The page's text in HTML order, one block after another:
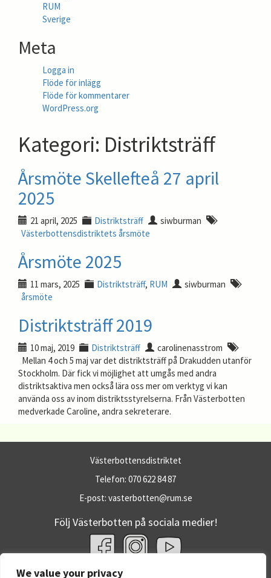
We value your privacy
RUM
Sverige
Meta
Logga in
Flöde för inlägg
Flöde för kommentarer
WordPress.org
Kategori: Distriktsträff
Årsmöte Skellefteå 27 april
2025
21 april, 2025 Distriktsträff
siwburman
Västerbottensdistriktets årsmöte
Årsmöte 2025
11 mars, 2025 Distriktsträff, RUM
siwburman
årsmöte
Distriktsträff 2019
10 maj, 2019 Distriktsträff
carolinenasstrom
Mellan 4 och 5 maj var det distriktsträff på Drakudden utanför
Stockholm. Där fick vi möjlighet att umgås med andra
distriktsaktiva men också lära oss mer om verktyg vi kan
använda oss av inom distriktsstyrelserna. Från Västerbotten
medverkade Caroline, andra sekreterare.
Västerbottensdistriktet
Telefon: 070 622 84 87
E-post: vasterbotten@rum.se
Följ Västerbotten på sociala medier!
Fler RUM-webbplatser